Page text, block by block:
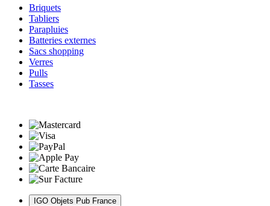
Briquets
Tabliers
Parapluies
Batteries externes
Sacs shopping
Verres
Pulls
Tasses
IGO Objets Pub France